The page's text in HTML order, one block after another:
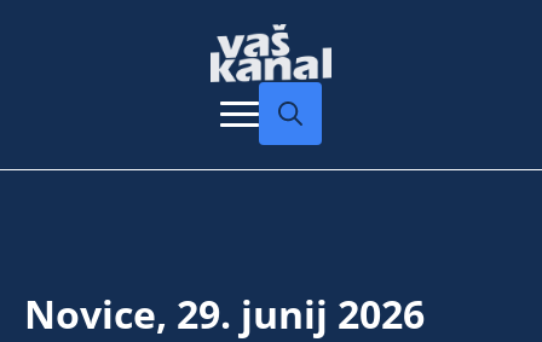
Novice, 29. junij 2026